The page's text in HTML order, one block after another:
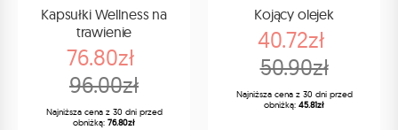
Kapsułki Wellness na
trawienie
76.80zł
96.00zł
Najniższa cena z 30 dni przed
obniżką: 76.80zł
Kojący olejek
40.72zł
50.90zł
Najniższa cena z 30 dni przed
obniżką: 45.81zł